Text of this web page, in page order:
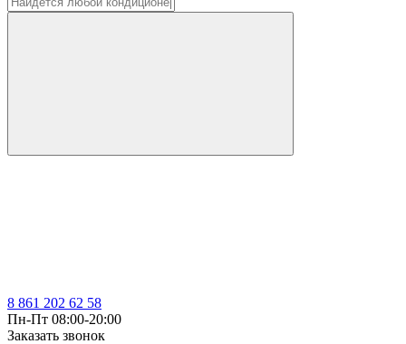
8 861 202 62 58
Пн-Пт 08:00-20:00
Заказать звонок